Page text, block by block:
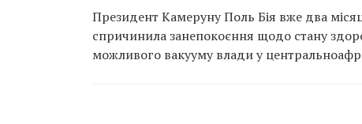
Президент Камеруну Поль Бія вже два
спричинила занепокоєння щодо стану
можливого вакууму влади у